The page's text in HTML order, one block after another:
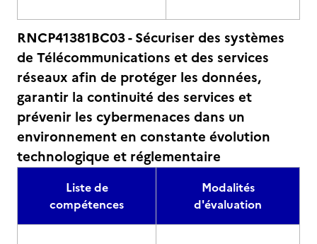
RNCP41381BC03 - Sécuriser des systèmes
de Télécommunications et des services
réseaux afin de protéger les données,
garantir la continuité des services et
prévenir les cybermenaces dans un
environnement en constante évolution
technologique et réglementaire
Liste de
compétences
Modalités
d'évaluation